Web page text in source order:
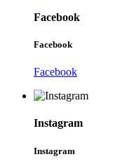
Facebook
Facebook
Facebook
Instagram
Instagram